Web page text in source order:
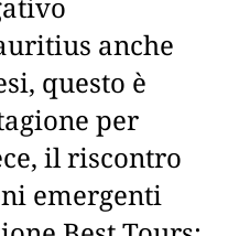
anche
questo è
per
il riscontro
emergenti